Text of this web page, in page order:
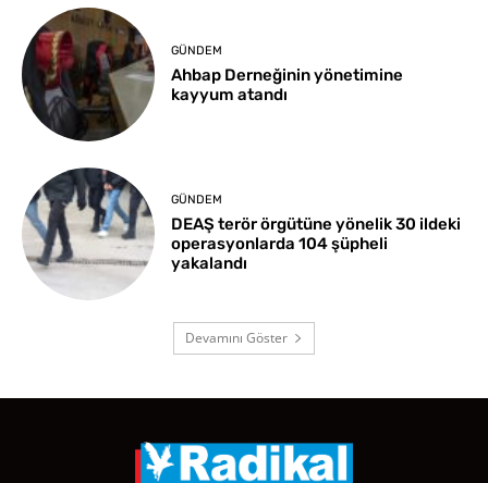
GÜNDEM
Ahbap Derneğinin yönetimine
kayyum atandı
GÜNDEM
DEAŞ terör örgütüne yönelik 30 ildeki
operasyonlarda 104 şüpheli
yakalandı
Devamını Göster